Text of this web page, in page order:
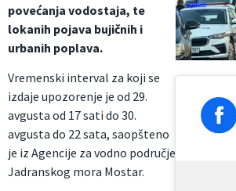
povećanja vodostaja, te
lokanih pojava bujičnih i
urbanih poplava.
Vremenski interval za koji se
izdaje upozorenje je od 29.
avgusta od 17 sati do 30.
avgusta do 22 sata, saopšteno
je iz Agencije za vodno područje
Jadranskog mora Mostar.